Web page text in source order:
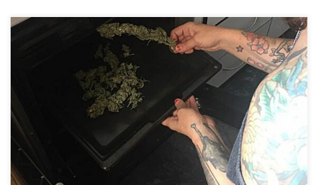
Często po zbiorach growerzy chcą mieć na już swój materiał do
palenia więc suszą go na szybko w mikrofalówkach,